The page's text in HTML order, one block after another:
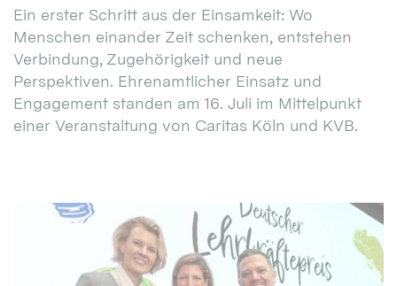
Ein erster Schritt aus der Einsamkeit: Wo
Menschen einander Zeit schenken, entstehen
Verbindung, Zugehörigkeit und neue
Perspektiven. Ehrenamtlicher Einsatz und
Engagement standen am 16. Juli im Mittelpunkt
einer Veranstaltung von Caritas Köln und KVB.